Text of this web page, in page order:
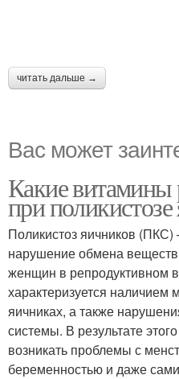
читать дальше →
Вас может
Какие витамины
при
Поликистоз яичников (ПКС)
нарушение обмена
женщин в репродуктивном
характеризуется наличием
яичниках, а также
системы. В результате
возникать проблемы с
беременностью и даже